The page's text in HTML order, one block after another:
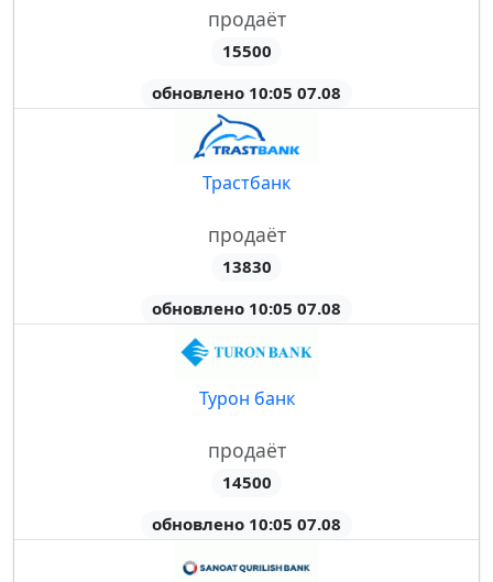
продаёт
15500
обновлено 10:05 07.08
Трастбанк
продаёт
13830
обновлено 10:05 07.08
Турон банк
продаёт
14500
обновлено 10:05 07.08